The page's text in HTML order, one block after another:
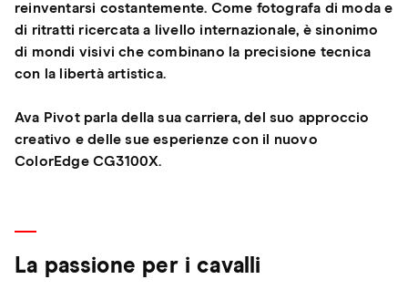
reinventarsi costantemente. Come fotografa di moda e
di ritratti ricercata a livello internazionale, è sinonimo
di mondi visivi che combinano la precisione tecnica
con la libertà artistica.
Ava Pivot parla della sua carriera, del suo approccio
creativo e delle sue esperienze con il nuovo
ColorEdge CG3100X.
La passione per i cavalli